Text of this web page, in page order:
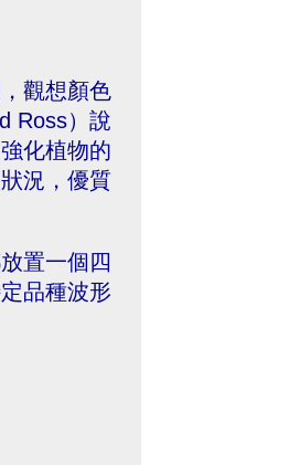
觀想顏色
Ross）說
化植物的
況，優質
置一個四
品種波形